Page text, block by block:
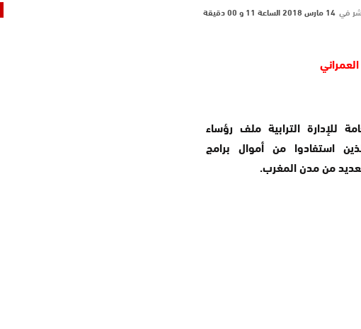
في 14 مارس 2018 الساعة 11 و 00 دقيقة
للإدارة الترابية ملف رؤساء
استفادوا من أموال برامج
من مدن المغرب.